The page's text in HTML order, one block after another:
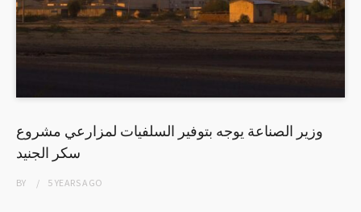
وزير الصناعة يوجه بتوفير السلفيات لمزارعي مشروع
سكر الجنيد
BY 5 YEARSAGO